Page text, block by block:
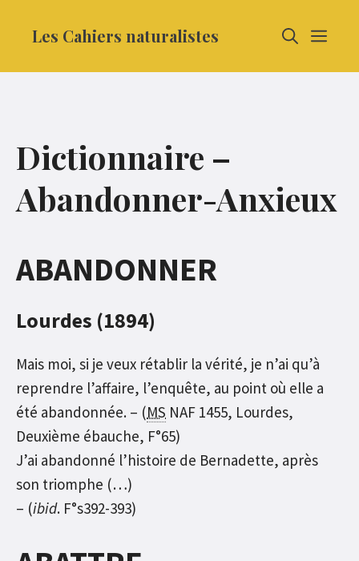
Les Cahiers naturalistes
Dictionnaire –
Abandonner-Anxieux
ABANDONNER
Lourdes (1894)
Mais moi, si je veux rétablir la vérité, je n’ai qu’à
reprendre l’affaire, l’enquête, au point où elle a
été abandonnée. – (MS NAF 1455, Lourdes,
Deuxième ébauche, F°65)
J’ai abandonné l’histoire de Bernadette, après
son triomphe (…)
– (ibid. F°s392-393)